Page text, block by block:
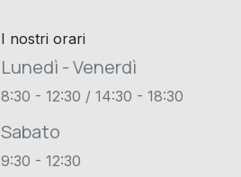
I nostri orari
Lunedì - Venerdì
8:30 - 12:30 / 14:30 - 18:30
Sabato
9:30 - 12:30